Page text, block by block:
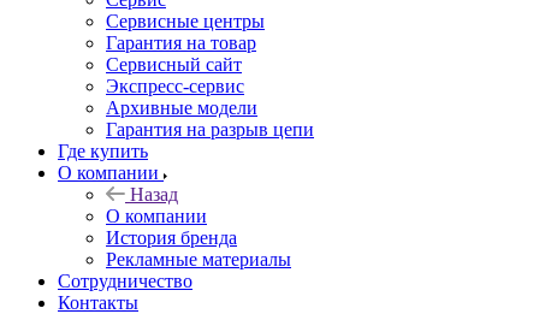
Сервисные центры
Гарантия на товар
Сервисный сайт
Экспресс-сервис
Архивные модели
Гарантия на разрыв цепи
Где купить
О компании
Назад
О компании
История бренда
Рекламные материалы
Сотрудничество
Контакты